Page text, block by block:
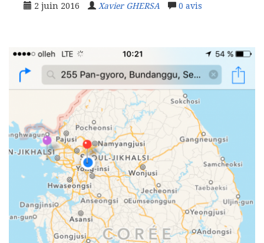
2 juin 2016 Xavier GHERSA 0 avis